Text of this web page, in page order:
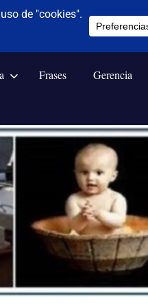
Frases Gerencia